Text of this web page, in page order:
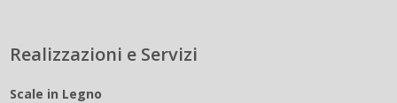
Realizzazioni e Servizi
Scale in Legno